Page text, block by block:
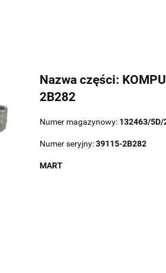
Nazwa części:
2B282
Numer magazynowy: 132463/5D/
Numer seryjny:39115-2B282
MART